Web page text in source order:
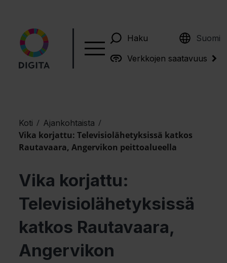
Haku Suomi
English
Verkkojen saatavuus
Koti / Ajankohtaista /
Vika korjattu: Televisiolähetyksissä katkos
Rautavaara, Angervikon peittoalueella
Vika korjattu:
Televisiolähetyksissä
katkos Rautavaara,
Angervikon